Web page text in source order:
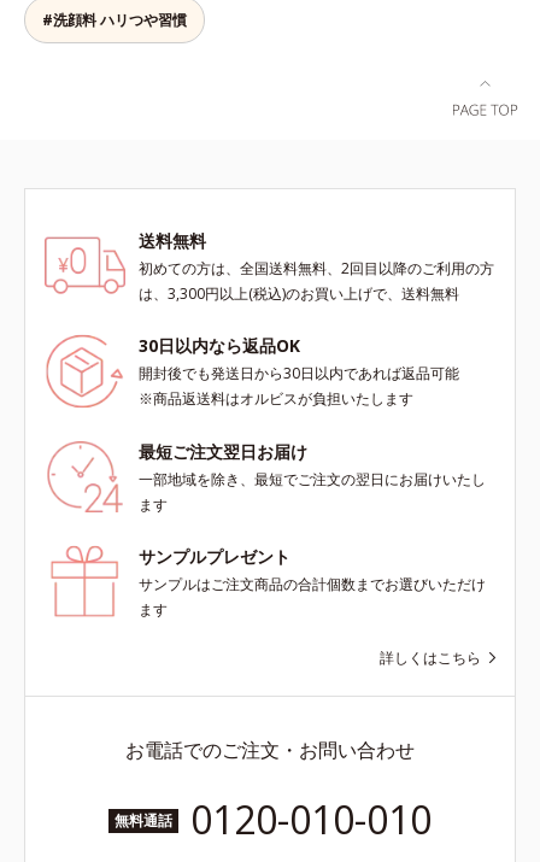
酸 2-グルコシド*8 L-アスコルビン
酸 2-グルコシド、パウダルコ樹皮エ
ミンCとブライトVCコンプレックス
タミンC(*7)」を採用。肌奥(*6)まで
浸透し、シミやソバカスの原因とな
みずみずしさをサポートするため
持続性、2種の保湿成分も配合し、
透明感を包括的にサポート。全方位
ケアのアプローチによって、肌本来
明肌を叶えます。L＝さっぱりタイ
プ（脂性肌～普通肌）M＝しっとり
タイプ（普通肌～乾性肌）*1 シ
こと*2 メラニンの生成を抑え、シ
ミ・ソバカスを防ぐ*3 うるおいに
よる透明感のある肌*4 日本化粧品
トに着目し、日本放射線影響学会第
53回大会で2010年10月に初めて発
表したこと*5 うるおいによる*6 メ
ラノサイトまで*7 L-アスコルビン
キス、油溶性甘草エキス（2）*9 乾
#洗顔料 ハリつや習慣
送料無料
初めての方は、全国送料無料、2回目以降のご利用の方
は、3,300円以上(税込)のお買い上げで、送料無料
30日以内なら返品OK
開封後でも発送日から30日以内であれば返品可能
※商品返送料はオルビスが負担いたします
最短ご注文翌日お届け
一部地域を除き、最短でご注文の翌日にお届けいたし
ます
サンプルプレゼント
サンプルはご注文商品の合計個数までお選びいただけ
ます
詳しくはこちら
お電話でのご注文・お問い合わせ
無料通話 0120-010-010